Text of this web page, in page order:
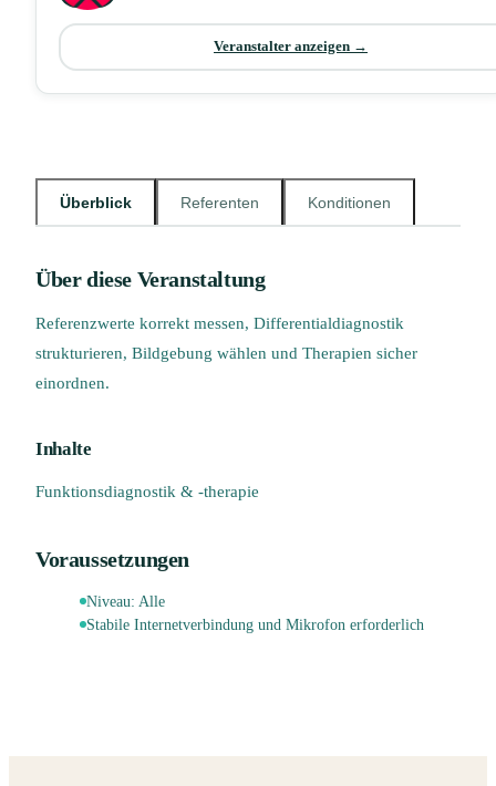
Überblick Referenten Konditionen
Über diese Veranstaltung
Referenzwerte korrekt messen, Differentialdiagnostik
strukturieren, Bildgebung wählen und Therapien sicher
einordnen.
Inhalte
Funktionsdiagnostik & -therapie
Voraussetzungen
Niveau: Alle
Stabile Internetverbindung und Mikrofon erforderlich
Veranstalter anzeigen →